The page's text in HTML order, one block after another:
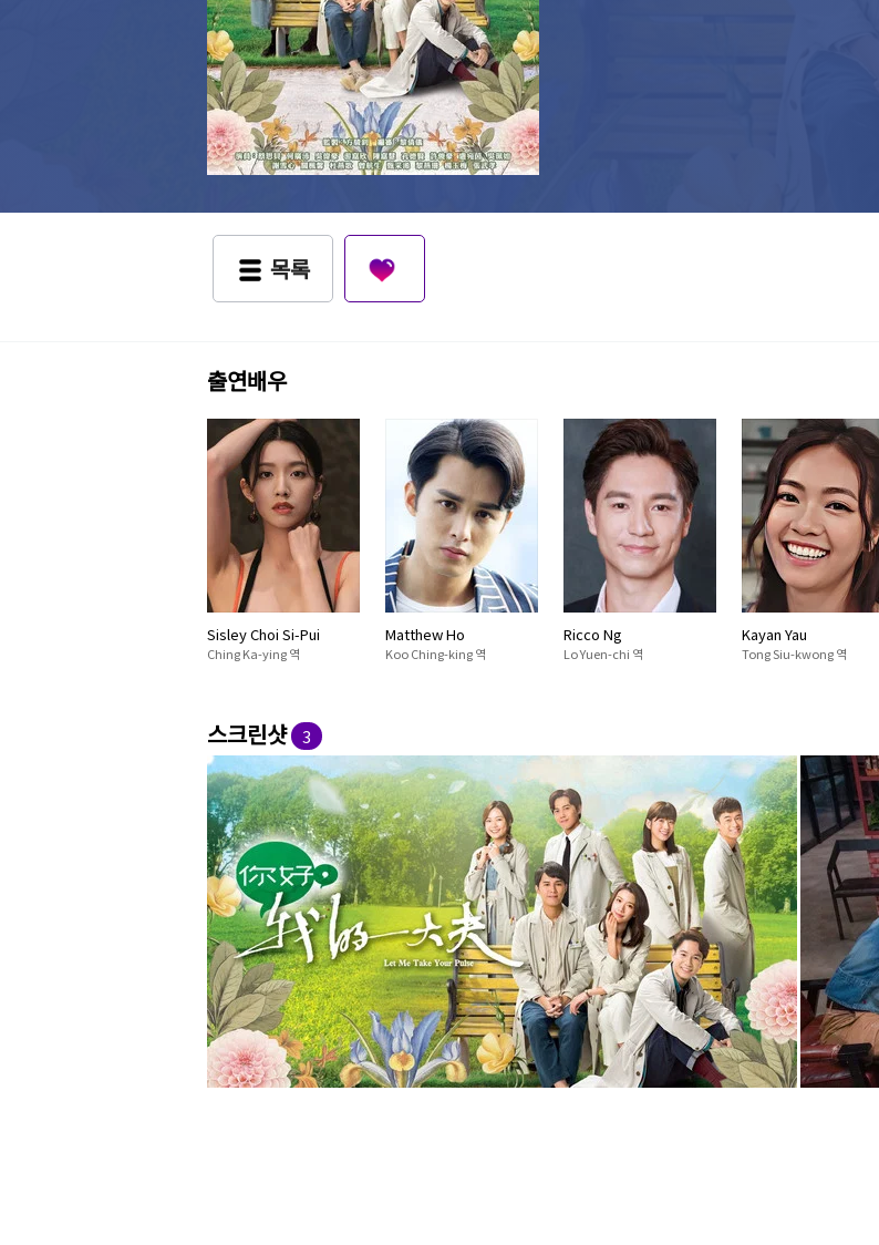
목록
출연배우
Sisley Choi Si-Pui
Ching Ka-ying 역
Matthew Ho
Koo Ching-king 역
Ricco Ng
Lo Yuen-chi 역
Kayan Yau
Tong Siu-kwong 역
스크린샷 3